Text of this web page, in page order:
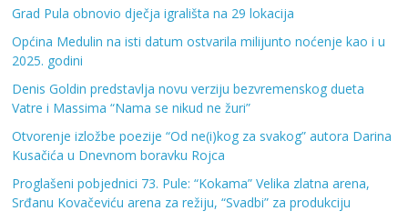
Grad Pula obnovio dječja igrališta na 29 lokacija
Općina Medulin na isti datum ostvarila milijunto noćenje kao i u
2025. godini
Denis Goldin predstavlja novu verziju bezvremenskog dueta
Vatre i Massima “Nama se nikud ne žuri”
Otvorenje izložbe poezije “Od ne(i)kog za svakog” autora Darina
Kusačića u Dnevnom boravku Rojca
Proglašeni pobjednici 73. Pule: “Kokama” Velika zlatna arena,
Srđanu Kovačeviću arena za režiju, “Svadbi” za produkciju